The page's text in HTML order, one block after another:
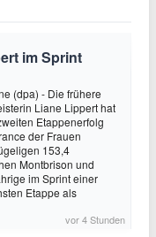
im Sprint
(dpa) - Die frühere
Liane Lippert hat
Etappenerfolg
der Frauen
153,4
Montbrison und
im Sprint einer
Etappe als
vor 4 Stunden